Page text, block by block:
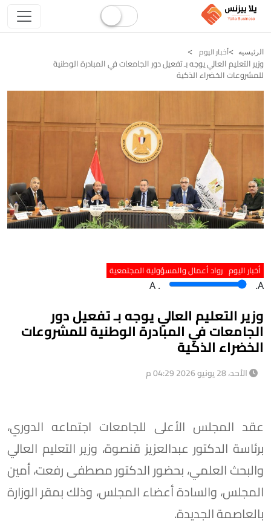
الرئيسيه أخبار اليوم
وزير التعليم العالي يوجه بـ تفعيل دور الجامعات في المبادرة الوطنية
للمشروعات الخضراء الذكية
أخبار اليوم رواد أعمال والمسؤولية المجتمعية
A . .A
وزير التعليم العالي يوجه بـ تفعيل دور
الجامعات في المبادرة الوطنية للمشروعات
الخضراء الذكية
الأحد، 28 يونيو 2026 04:29 م
عقد المجلس الأعلى للجامعات اجتماعه الدوري،
برئاسة الدكتور عبدالعزيز قنصوة، وزير التعليم العالي
والبحث العلمي، بحضور الدكتور مصطفى رفعت، أمين
المجلس، والسادة أعضاء المجلس، وذلك بمقر الوزارة
بالعاصمة الجديدة.